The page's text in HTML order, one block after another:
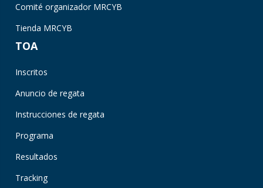
Comité organizador MRCYB
Tienda MRCYB
TOA
Inscritos
Anuncio de regata
Instrucciones de regata
Programa
Resultados
Tracking